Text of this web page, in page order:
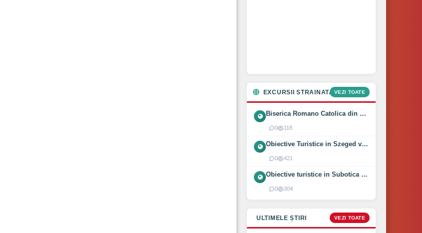
EXCURSII STRAINATATEVEZI TOATE
Biserica Romano Catolica din Óföldeák, Ungaria (2025)
0 118
Obiective Turistice in Szeged vizitate intr-o zi (2024)
0 421
Obiective turistice in Subotica vizitate intr-o zi (2024)
0 304
ULTIMELE ȘTIRI VEZI TOATE